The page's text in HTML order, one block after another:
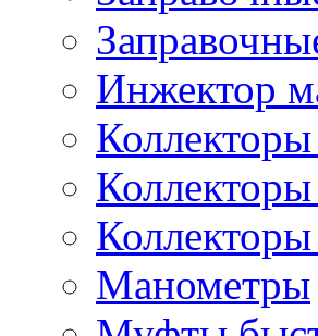
Инжектор
Манометры